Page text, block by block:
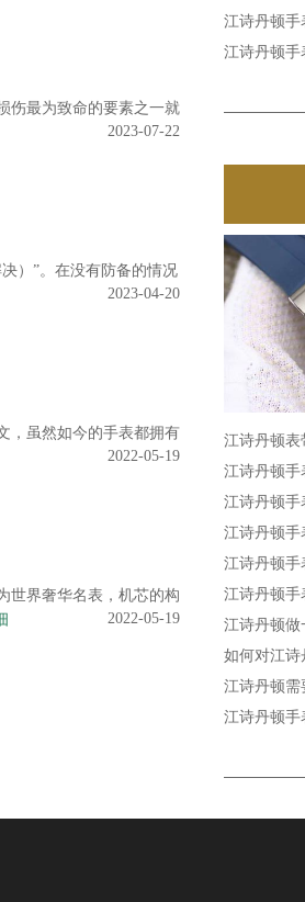
伤最为致命的要素之一就
2023-07-22
）”。在没有防备的情况
2023-04-20
，虽然如今的手表都拥有
2022-05-19
世界奢华名表，机芯的构
2022-05-19
江诗丹顿手
江诗丹顿手
江诗丹顿表
江诗丹顿手
江诗丹顿手
江诗丹顿手
江诗丹顿手
江诗丹顿手
江诗丹顿做
如何对江诗
江诗丹顿需
江诗丹顿手